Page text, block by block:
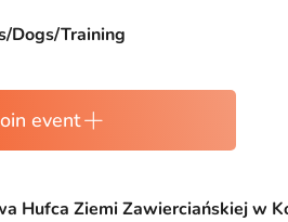
Dogs/Training
event
Hufca Ziemi Zawierciańskiej w